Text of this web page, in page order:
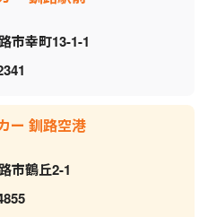
市幸町13-1-1
ー 釧路空港
市鶴丘2-1